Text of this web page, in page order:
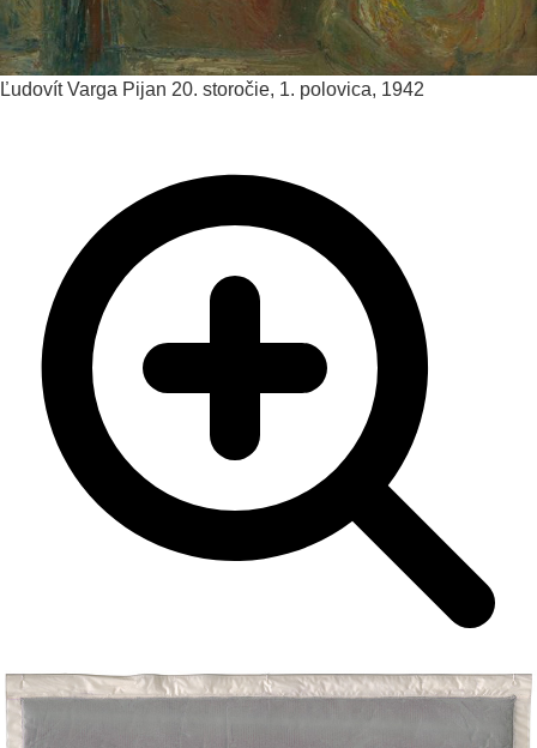
Ľudovít Varga Pijan 20. storočie, 1. polovica, 1942